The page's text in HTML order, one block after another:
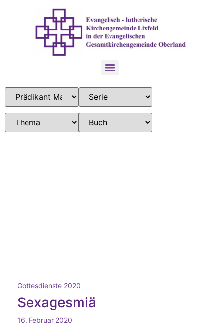
Gottesdienste 2020
Sexagesmiä
16. Februar 2020